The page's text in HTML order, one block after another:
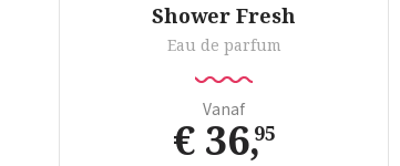
Shower Fresh
Eau de parfum
Vanaf
€ 36,95